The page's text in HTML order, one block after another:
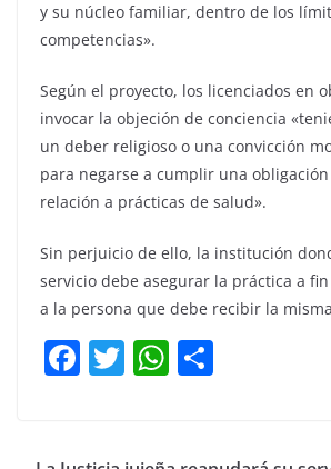
y su núcleo familiar, dentro de los
competencias».
Según el proyecto, los licenciados en
invocar la objeción de conciencia
un deber religioso o una convicción
para negarse a cumplir una
relación a prácticas de salud».
Sin perjuicio de ello, la institución
servicio debe asegurar la práctica a
a la persona que debe recibir la
F T W